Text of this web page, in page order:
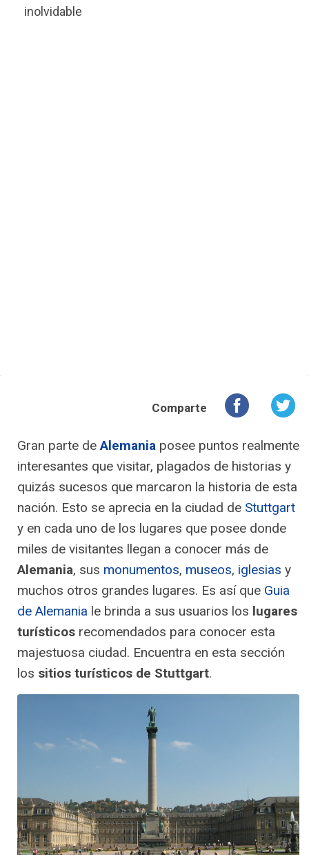
inolvidable
Comparte
Gran parte deAlemania posee puntos realmente
interesantes que visitar, plagados de historias y
quizás sucesos que marcaron la historia de esta
nación. Esto se aprecia en la ciudad de Stuttgart
y en cada uno de los lugares que posee donde
miles de visitantes llegan a conocer más de
Alemania, sus monumentos, museos, iglesias y
muchos otros grandes lugares. Es así que Guia
de Alemania le brinda a sus usuarios los lugares
turísticos recomendados para conocer esta
majestuosa ciudad. Encuentra en esta sección
los sitios turísticos de Stuttgart.